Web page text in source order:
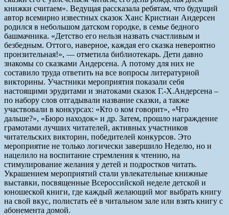
книжки считаем». Ведущая рассказала ребятам, что будущий
автор всемирно известных сказок Ханс Кристиан Андерсен
родился в небольшом датском городке, в семье бедного
башмачника. «Детство его нельзя назвать счастливым и
безбедным. Оттого, наверное, каждая его сказка невероятно
пронзительная!», — отметила библиотекарь. Дети давно
знакомы со сказками Андерсена. А потому для них не
составило труда ответить на все вопросы литературной
викторины. Участники мероприятия показали себя
настоящими эрудитами и знатоками сказок Г.-Х.Андерсена –
по набору слов отгадывали название сказки, а также
участвовали в конкурсах: «Кто о ком говорит», «Что
дальше?», «Бюро находок» и др. Затем, прошло награждение
грамотами лучших читателей, активных участников
читательских викторин, победителей конкурсов. Это
мероприятие не только логически завершило Неделю, но и
нацелило на воспитание стремления к чтению, на
стимулирование желания у детей и подростков читать.
Украшением мероприятий стали увлекательные книжные
выставки, посвященные Всероссийской неделе детской и
юношеской книги, где каждый желающий мог выбрать книгу
на свой вкус, полистать её в читальном зале или взять книгу с
абонемента домой.